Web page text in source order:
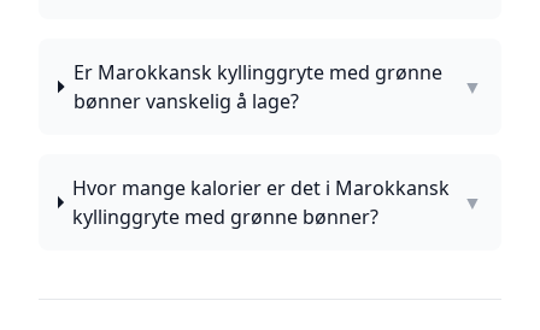
Er Marokkansk kyllinggryte med grønne
bønner vanskelig å lage?
▼
Hvor mange kalorier er det i Marokkansk
kyllinggryte med grønne bønner?
▼